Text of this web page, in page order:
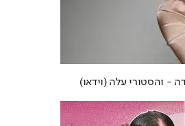
- והסטורי עלה (וידאו)